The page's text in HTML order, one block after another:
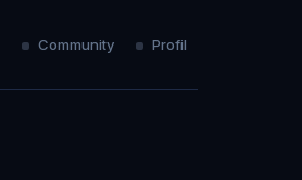
Community Profil